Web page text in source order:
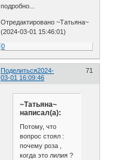
подробно...
Отредактировано ~Татьяна~
(2024-03-01 15:46:01)
0
Поделиться 71
2024-
03-01 16:09:46
~Татьяна~
написал(а):
Потому, что
вопрос стоял :
почему роза ,
когда это лилия ?